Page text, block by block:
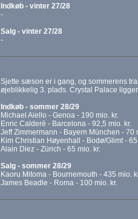
Indkøb - vinter 27/28
-
Salg - vinter 27/28
-
Sjette sæson er i gang, og sommerens
øjeblikkelig 3. plads. Crystal Palace
Indkøb - sommer 28/29
Michael Aiello - Genoa - 190 mio. kr.
Enric Calderé - Barcelona - 92,5 mio. kr.
Jeff Zimmermann - Bayern München - 70
Kim Christian Høyenhall - Bodø/Glimt - 65
Alain Diez - Zürich - 65 mio. kr.
Salg - sommer 28/29
Kaoru Mitoma - Bournemouth - 435 mio.
James Beadle - Roma - 100 mio. kr.